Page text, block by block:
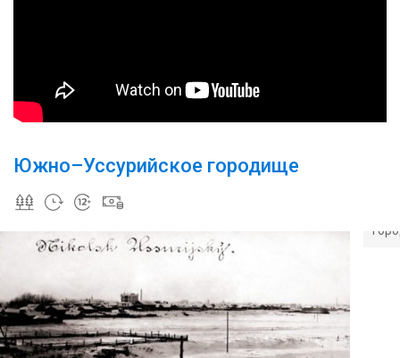
Южно–Уссурийское городище